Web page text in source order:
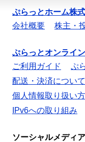
ぷらっとホーム株
会社概要
株主・
ぷらっとオンライン
ご利用ガイド
ぷ
配送・決済について
個人情報取り扱い
IPv6への取り組み
ソーシャルメディア